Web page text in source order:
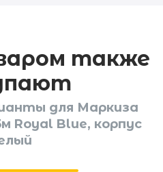
также
для Маркиза
Royal Blue, корпус